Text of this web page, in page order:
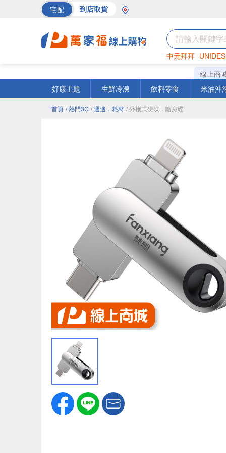
宅配 到店取貨
中元拜拜
罐頭 海苔
線上商
好康主題
生鮮冷凍 飲料零食 米油沖
首頁 / 熱門3C / 週邊．耗材 / 外接式硬碟．隨身碟